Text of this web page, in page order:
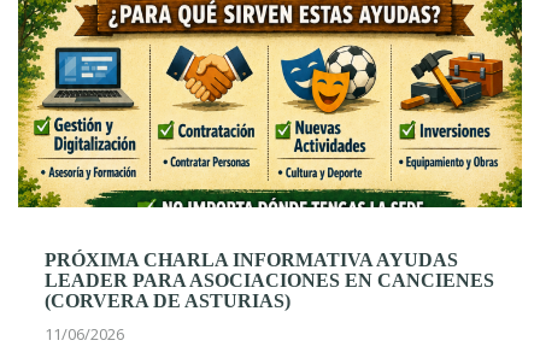
PRÓXIMA CHARLA INFORMATIVA AYUDAS
LEADER PARA ASOCIACIONES EN CANCIENES
(CORVERA DE ASTURIAS)
11/06/2026